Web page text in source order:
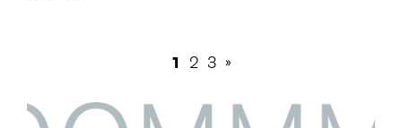
1 2 3 »